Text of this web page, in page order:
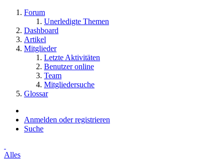
Forum
Unerledigte Themen
Dashboard
Artikel
Mitglieder
Letzte Aktivitäten
Benutzer online
Team
Mitgliedersuche
Glossar
Anmelden oder registrieren
Suche
Alles